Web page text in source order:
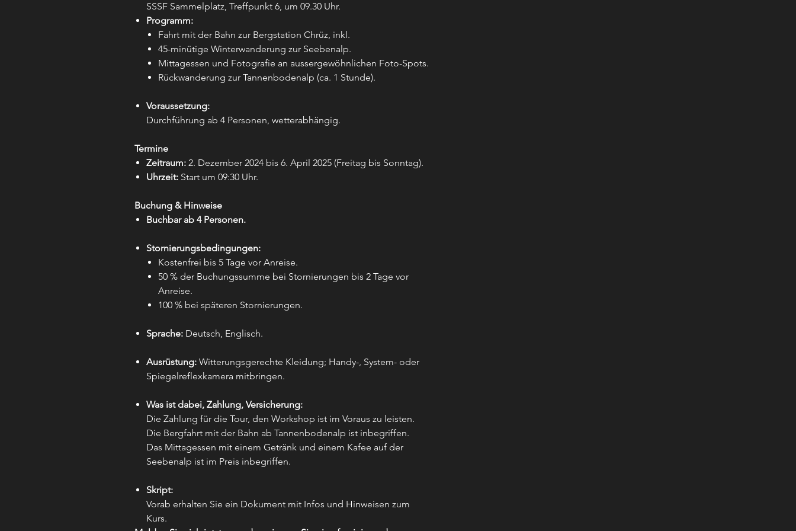
SSSF Sammelplatz, Treffpunkt 6, um 09.30 Uhr.
Programm:
Fahrt mit der Bahn zur Bergstation Chrüz, inkl.
45-minütige Winterwanderung zur Seebenalp.
Mittagessen und Fotografie an aussergewöhnlichen Foto-Spots.
Rückwanderung zur Tannenbodenalp (ca. 1 Stunde).
Voraussetzung:
Durchführung ab 4 Personen, wetterabhängig.
Termine
Zeitraum: 2. Dezember 2024 bis 6. April 2025 (Freitag bis Sonntag).
Uhrzeit: Start um 09:30 Uhr.
Buchung & Hinweise
Buchbar ab 4 Personen.
Stornierungsbedingungen:
Kostenfrei bis 5 Tage vor Anreise.
50 % der Buchungssumme bei Stornierungen bis 2 Tage vor
Anreise.
100 % bei späteren Stornierungen.
Sprache: Deutsch, Englisch.
Ausrüstung: Witterungsgerechte Kleidung; Handy-, System- oder
Spiegelreflexkamera mitbringen.
Was ist dabei, Zahlung, Versicherung:
Die Zahlung für die Tour, den Workshop ist im Voraus zu leisten.
Die Bergfahrt mit der Bahn ab Tannenbodenalp ist inbegriffen.
Das Mittagessen mit einem Getränk und einem Kafee auf der
Seebenalp ist im Preis inbegriffen.
Skript:
Vorab erhalten Sie ein Dokument mit Infos und Hinweisen zum
Kurs.